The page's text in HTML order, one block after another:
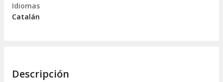
Idiomas
Catalán
Descripción